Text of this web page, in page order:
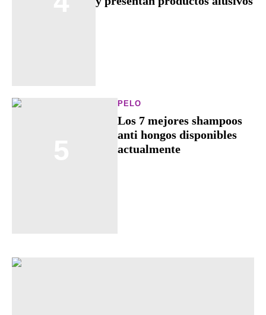
PELO
Los 7 mejores shampoos
anti hongos disponibles
actualmente